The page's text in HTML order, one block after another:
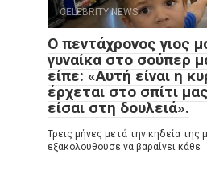
CELEBRITY NEWS
Ο πεντάχρονος γιος
γυναίκα στο σούπερ
είπε: «Αυτή είναι η
έρχεται στο σπίτι
είσαι στη δουλειά».
Τρεις μήνες μετά την κηδεία της
εξακολουθούσε να βαραίνει κάθε